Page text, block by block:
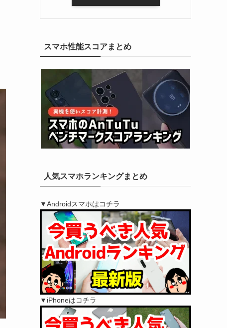
スマホ性能スコアまとめ
人気スマホランキングまとめ
▼Androidスマホはコチラ
▼iPhoneはコチラ